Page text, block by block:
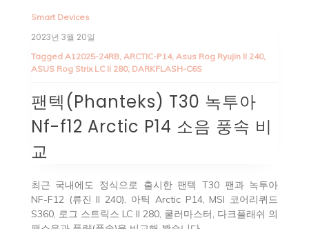
Smart Devices
2023년 3월 20일
Tagged A12025-24RB, ARCTIC-P14, Asus Rog Ryujin II 240,
ASUS Rog Strix LC II 280, DARKFLASH-C6S
팬텍(Phanteks) T30 녹투아
Nf-f12 Arctic P14 소음 풍속 비
교
최근 국내에도 정식으로 출시한 팬텍 T30 팬과 녹투아
NF-F12 (류진 II 240), 아틱 Arctic P14, MSI 코어리퀴드
S360, 로그 스트릭스 LC II 280, 쿨러마스터, 다크플래쉬 의